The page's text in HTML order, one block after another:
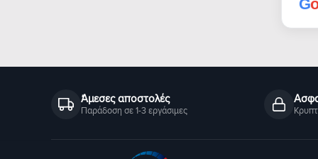
Άμεσες αποστολές
Παράδοση σε 1-3 εργάσιμες
Go